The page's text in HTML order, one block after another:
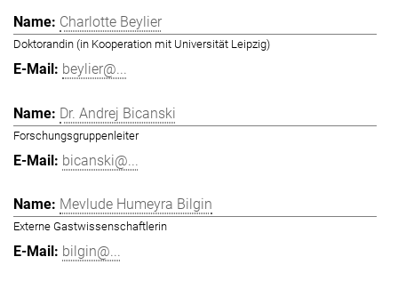
Charlotte Beylier
Doktorandin (in Kooperation mit Universität Leipzig)
beylier@...
Dr. Andrej Bicanski
Forschungsgruppenleiter
bicanski@...
Mevlude Humeyra Bilgin
Externe Gastwissenschaftlerin
bilgin@...